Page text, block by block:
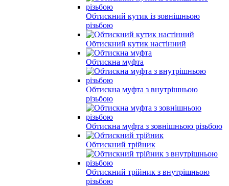
Обтискний кутик із зовнішньою
різьбою
Обтискний кутик настінний
Обтискна муфта
Обтискна муфта з внутрішньою
різьбою
Обтискна муфта з зовнішньою різьбою
Обтискний трійник
Обтискний трійник з внутрішньою
різьбою